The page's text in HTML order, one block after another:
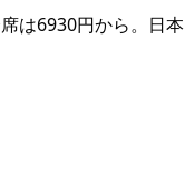
は6930円から。日本